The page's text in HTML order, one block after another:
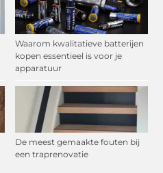
Waarom kwalitatieve batterijen
kopen essentieel is voor je
apparatuur
De meest gemaakte fouten bij
een traprenovatie